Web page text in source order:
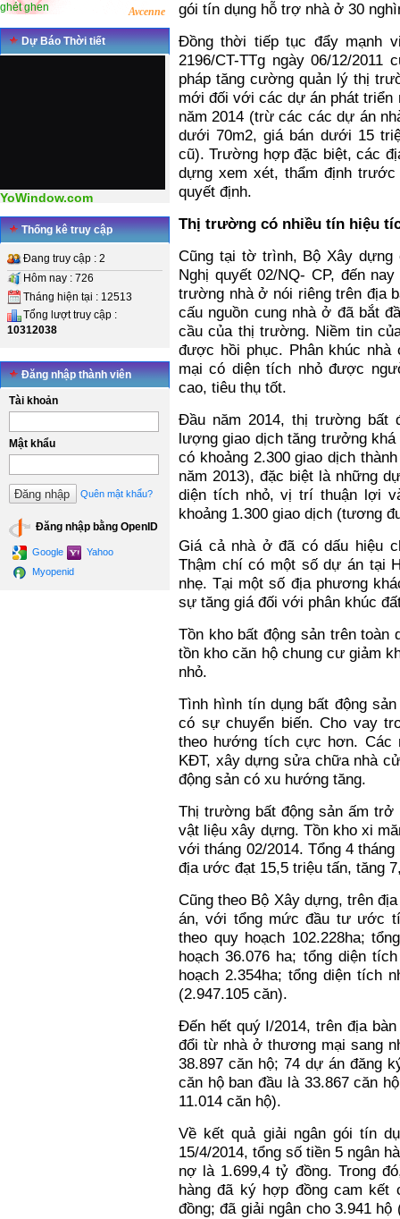
ghét ghen
Avcenne
Dự Báo Thời tiết
YoWindow.com
Thống kê truy cập
Đang truy cập : 2
Hôm nay : 726
Tháng hiện tại : 12513
Tổng lượt truy cập :
10312038
Đăng nhập thành viên
Tài khoản
Mật khẩu
Quên mật khẩu?
Đăng nhập bằng OpenID
Google
Yahoo
Myopenid
gói tín dụng hỗ trợ nhà ở 30
Đồng thời tiếp tục đẩy mạnh
2196/CT-TTg ngày 06/12/
pháp tăng cường quản lý thị
mới đối với các dự án phát
năm 2014 (trừ các các dự án
dưới 70m2, giá bán dưới 15
cũ). Trường hợp đặc biệt, các
dựng xem xét, thẩm định
quyết định.
Thị trường có nhiều tín hiệu
Cũng tại tờ trình, Bộ Xây
Nghị quyết 02/NQ- CP, đến
trường nhà ở nói riêng trên địa
cấu nguồn cung nhà ở đã bắt
cầu của thị trường. Niềm tin
được hồi phục. Phân khúc
mại có diện tích nhỏ được
cao, tiêu thụ tốt.
Đầu năm 2014, thị trường bất
lượng giao dịch tăng trưởng
có khoảng 2.300 giao dịch
năm 2013), đặc biệt là những
diện tích nhỏ, vị trí thuận lợi
khoảng 1.300 giao dịch (tương
Giá cả nhà ở đã có dấu hiệu
Thậm chí có một số dự án tại
nhẹ. Tại một số địa phương
sự tăng giá đối với phân khúc
Tồn kho bất động sản trên toàn
tồn kho căn hộ chung cư giảm
nhỏ.
Tình hình tín dụng bất động
có sự chuyển biến. Cho vay
theo hướng tích cực hơn. Các
KĐT, xây dựng sửa chữa nhà
động sản có xu hướng tăng.
Thị trường bất động sản ấm
vật liệu xây dựng. Tồn kho xi
với tháng 02/2014. Tổng 4
địa ước đạt 15,5 triệu tấn, tăng
Cũng theo Bộ Xây dựng, trên
án, với tổng mức đầu tư ước
theo quy hoạch 102.228ha;
hoạch 36.076 ha; tổng diện
hoạch 2.354ha; tổng diện tích
(2.947.105 căn).
Đến hết quý I/2014, trên địa
đổi từ nhà ở thương mại sang
38.897 căn hộ; 74 dự án đăng
căn hộ ban đầu là 33.867 căn
11.014 căn hộ).
Về kết quả giải ngân gói tín
15/4/2014, tổng số tiền 5 ngân
nợ là 1.699,4 tỷ đồng. Trong
hàng đã ký hợp đồng cam
đồng; đã giải ngân cho 3.941